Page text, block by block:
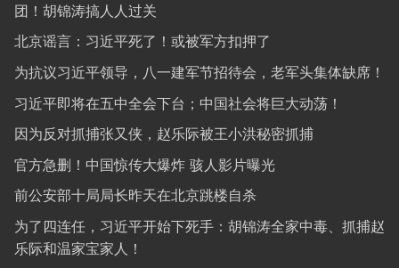
团！胡锦涛搞人人过关
北京谣言：习近平死了！或被军方扣押了
为抗议习近平领导，八一建军节招待会，老军头集体缺席！
习近平即将在五中全会下台；中国社会将巨大动荡！
因为反对抓捕张又侠，赵乐际被王小洪秘密抓捕
官方急删！中国惊传大爆炸 骇人影片曝光
前公安部十局局长昨天在北京跳楼自杀
为了四连任，习近平开始下死手：胡锦涛全家中毒、抓捕赵
乐际和温家宝家人！